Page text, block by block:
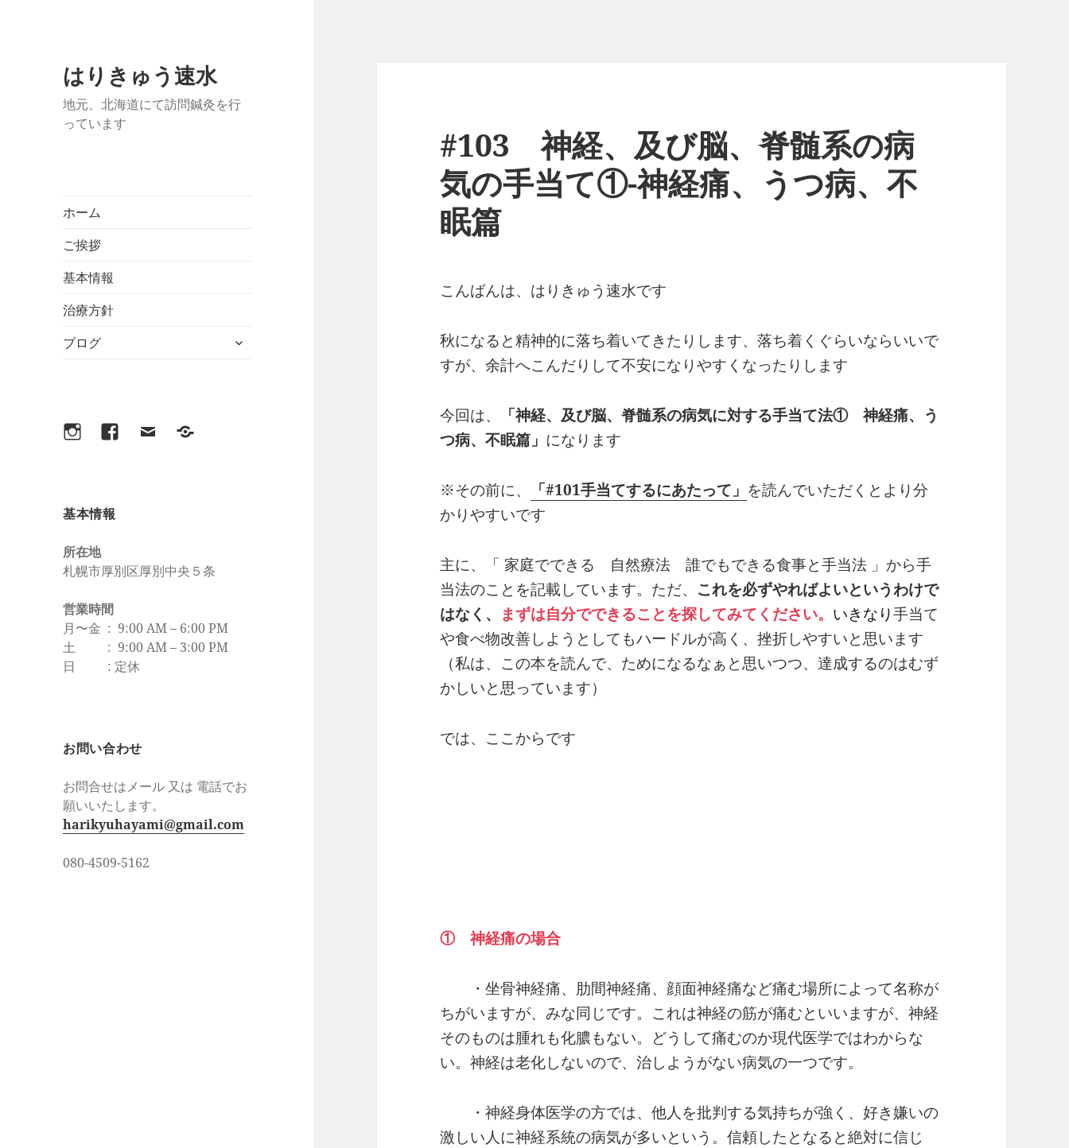
はりきゅう速水
地元、北海道にて訪問鍼灸を行
っています
ホーム
ご挨拶
基本情報
治療方針
ブログ
サ
InstagramFacebook
メ
lit.link/harikyuhayami
基本情報
所在地
札幌市厚別区厚別中央５条
営業時間
月〜金 : 9:00 AM – 6:00 PM
土 : 9:00 AM – 3:00 PM
日 : 定休
お問い合わせ
お問合せはメール 又は 電話でお
願いいたします。
harikyuhayami@gmail.com
080-4509-5162
#103 神経、及び脳、脊髄系の病
気の手当て①-神経痛、うつ病、不
眠篇
こんばんは、はりきゅう速水です
秋になると精神的に落ち着いてきたりします、落ち着くぐらいならいいで
すが、余計へこんだりして不安になりやすくなったりします
今回は、
「神経、及び脳、脊髄系の病気に対する手当て法① 神経痛、う
つ病、不眠篇」 になります
※その前に、 「#101手当てするにあたって」 を読んでいただくとより分
かりやすいです
主に、「 家庭でできる 自然療法 誰でもできる食事と手当法 」から手
当法のことを記載しています。ただ、 これを必ずやればよいというわけで
はなく、
まずは自分でできることを探してみてください。 いきなり手当て
や食べ物改善しようとしてもハードルが高く、挫折しやすいと思います
（私は、この本を読んで、ためになるなぁと思いつつ、達成するのはむず
かしいと思っています）
では、ここからです
① 神経痛の場合
・坐骨神経痛、肋間神経痛、顔面神経痛など痛む場所によって名称が
ちがいますが、みな同じです。これは神経の筋が痛むといいますが、神経
そのものは腫れも化膿もない。どうして痛むのか現代医学ではわからな
い。神経は老化しないので、治しようがない病気の一つです。
・神経身体医学の方では、他人を批判する気持ちが強く、好き嫌いの
激しい人に神経系統の病気が多いという。信頼したとなると絶対に信じ